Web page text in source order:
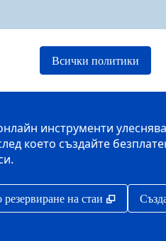
Всички политики
инструменти
което създайте
на стаи , Отваря